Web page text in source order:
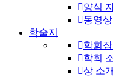
양식
동영
학술지
학회
학회
상 소